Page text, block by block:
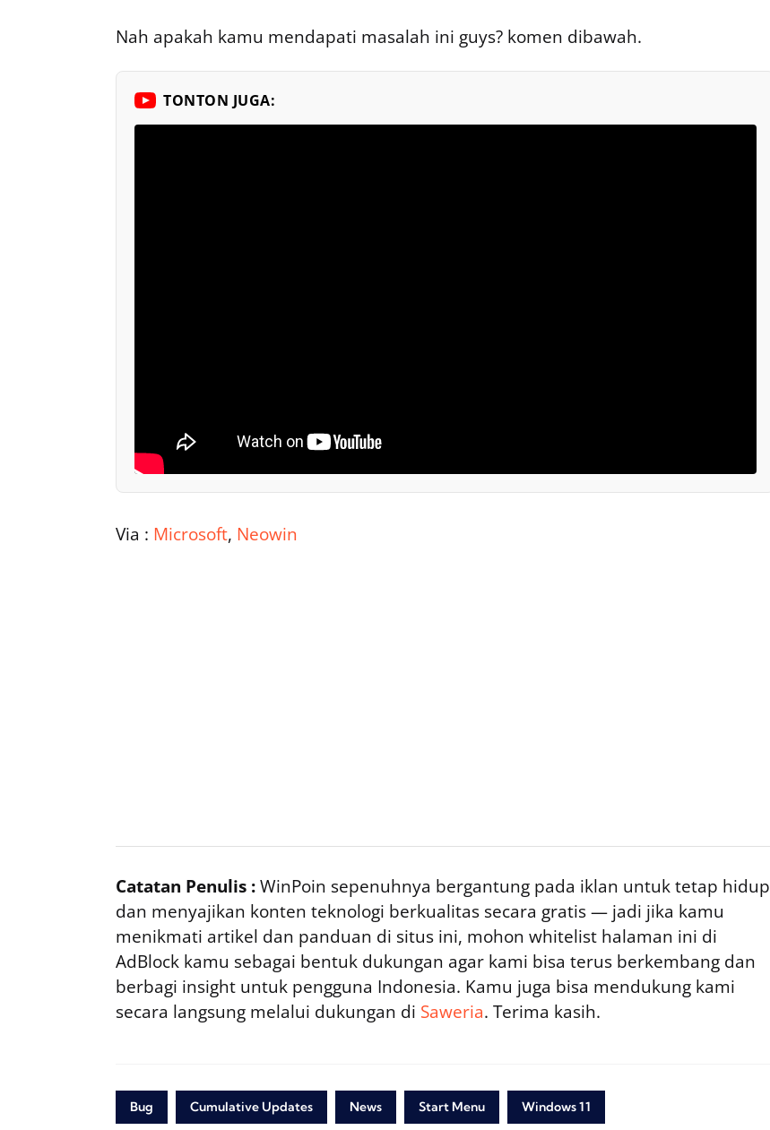
Nah apakah kamu mendapati masalah ini guys? komen dibawah.
TONTON JUGA:
Via : Microsoft, Neowin
Catatan Penulis :WinPoin sepenuhnya bergantung pada iklan untuk tetap hidup
dan menyajikan konten teknologi berkualitas secara gratis — jadi jika kamu
menikmati artikel dan panduan di situs ini, mohon whitelist halaman ini di
AdBlock kamu sebagai bentuk dukungan agar kami bisa terus berkembang dan
berbagi insight untuk pengguna Indonesia. Kamu juga bisa mendukung kami
secara langsung melalui dukungan di Saweria. Terima kasih.
Bug Cumulative Updates News Start Menu Windows 11